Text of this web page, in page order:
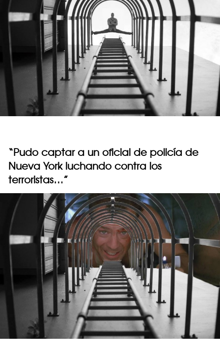
“Pudo captar a un oficial de policía de
Nueva York luchando contra los
terroristas…”